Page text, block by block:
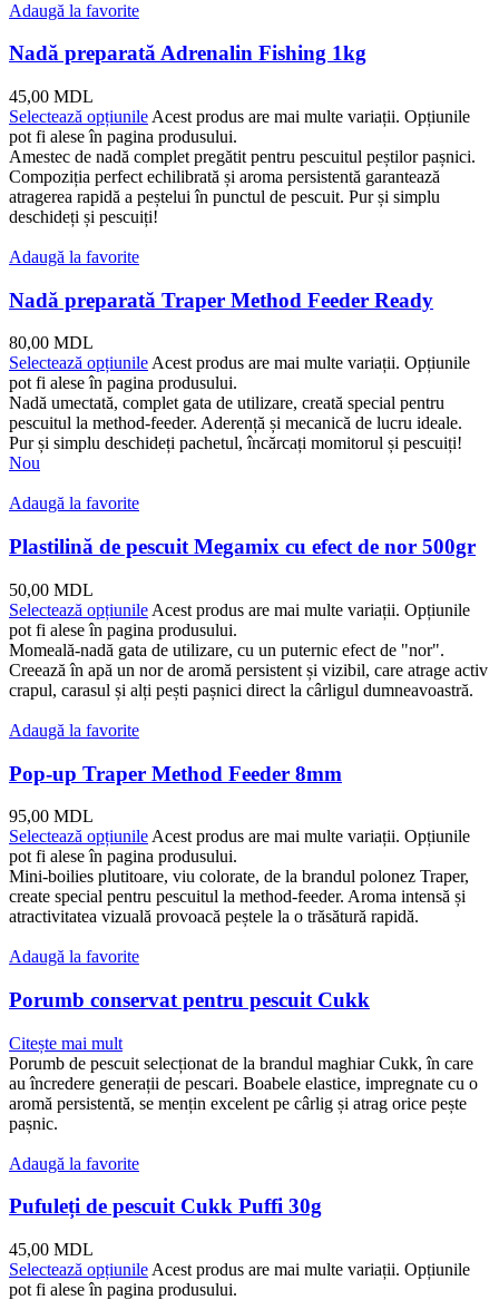
Adaugă la favorite
Nadă preparată Adrenalin Fishing 1kg
45,00 MDL
Selectează opțiunile Acest produs are mai multe variații. Opțiunile
pot fi alese în pagina produsului.
Amestec de nadă complet pregătit pentru pescuitul peștilor pașnici.
Compoziția perfect echilibrată și aroma persistentă garantează
atragerea rapidă a peștelui în punctul de pescuit. Pur și simplu
deschideți și pescuiți!
Adaugă la favorite
Nadă preparată Traper Method Feeder Ready
80,00 MDL
Selectează opțiunileAcest produs are mai multe variații. Opțiunile
pot fi alese în pagina produsului.
Nadă umectată, complet gata de utilizare, creată special pentru
pescuitul la method-feeder. Aderență și mecanică de lucru ideale.
Pur și simplu deschideți pachetul, încărcați momitorul și pescuiți!
Nou
Adaugă la favorite
Plastilină de pescuit Megamix cu efect de nor 500gr
50,00 MDL
Selectează opțiunile Acest produs are mai multe variații. Opțiunile
pot fi alese în pagina produsului.
Momeală-nadă gata de utilizare, cu un puternic efect de "nor".
Creează în apă un nor de aromă persistent și vizibil, care atrage activ
crapul, carasul și alți pești pașnici direct la cârligul dumneavoastră.
Adaugă la favorite
Pop-up Traper Method Feeder 8mm
95,00 MDL
Selectează opțiunile Acest produs are mai multe variații. Opțiunile
pot fi alese în pagina produsului.
Mini-boilies plutitoare, viu colorate, de la brandul polonez Traper,
create special pentru pescuitul la method-feeder. Aroma intensă și
atractivitatea vizuală provoacă peștele la o trăsătură rapidă.
Adaugă la favorite
Porumb conservat pentru pescuit Cukk
Citește mai mult
Porumb de pescuit selecționat de la brandul maghiar Cukk, în care
au încredere generații de pescari. Boabele elastice, impregnate cu o
aromă persistentă, se mențin excelent pe cârlig și atrag orice pește
pașnic.
Adaugă la favorite
Pufuleți de pescuit Cukk Puffi 30g
45,00 MDL
Selectează opțiunile Acest produs are mai multe variații. Opțiunile
pot fi alese în pagina produsului.